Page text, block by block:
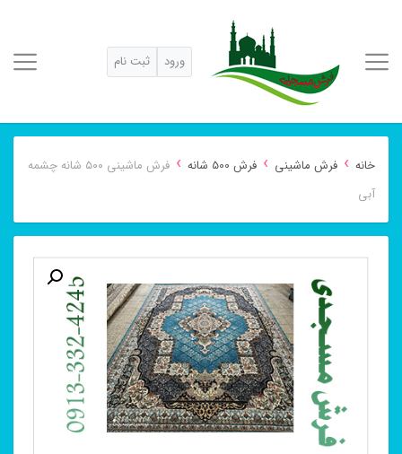
ورود ثبت نام
خانه › فرش ماشینی › فرش 500 شانه ›
فرش ماشینی ۵۰۰ شانه چشمه
آبی